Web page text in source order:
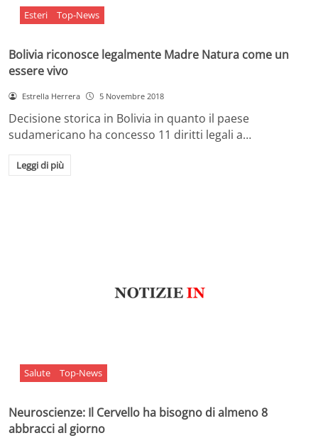
Esteri Top-News
Bolivia riconosce legalmente Madre Natura come un
essere vivo
Estrella Herrera 5 Novembre 2018
Decisione storica in Bolivia in quanto il paese
sudamericano ha concesso 11 diritti legali a…
Leggi di più
Salute Top-News
Neuroscienze: Il Cervello ha bisogno di almeno 8
abbracci al giorno